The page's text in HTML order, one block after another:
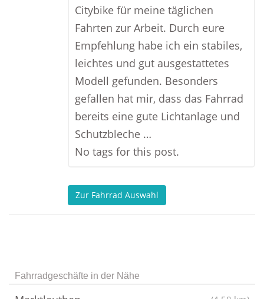
Citybike für meine täglichen
Fahrten zur Arbeit. Durch eure
Empfehlung habe ich ein stabiles,
leichtes und gut ausgestattetes
Modell gefunden. Besonders
gefallen hat mir, dass das Fahrrad
bereits eine gute Lichtanlage und
Schutzbleche …
No tags for this post.
Zur Fahrrad Auswahl
Fahrradgeschäfte in der Nähe